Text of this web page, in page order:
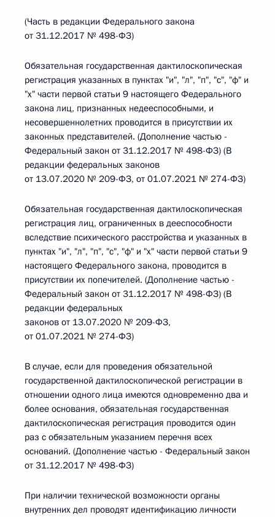
(Часть в редакции Федерального закона
от 31.12.2017 № 498-ФЗ)
Обязательная государственная дактилоскопическая
регистрация указанных в пунктах "и", "л", "п", "с", "ф" и
"х" части первой статьи 9 настоящего Федерального
закона лиц, признанных недееспособными, и
несовершеннолетних проводится в присутствии их
законных представителей. (Дополнение частью -
Федеральный закон от 31.12.2017 № 498-ФЗ) (В
редакции федеральных законов
от 13.07.2020 № 209-ФЗ, от 01.07.2021 № 274-ФЗ)
Обязательная государственная дактилоскопическая
регистрация лиц, ограниченных в дееспособности
вследствие психического расстройства и указанных в
пунктах "и", "л", "п", "с", "ф" и "х" части первой статьи 9
настоящего Федерального закона, проводится в
присутствии их попечителей. (Дополнение частью -
Федеральный закон от 31.12.2017 № 498-ФЗ) (В
редакции федеральных
законов от 13.07.2020 № 209-ФЗ,
от 01.07.2021 № 274-ФЗ)
В случае, если для проведения обязательной
государственной дактилоскопической регистрации в
отношении одного лица имеются одновременно два и
более основания, обязательная государственная
дактилоскопическая регистрация проводится один
раз с обязательным указанием перечня всех
оснований. (Дополнение частью - Федеральный закон
от 31.12.2017 № 498-ФЗ)
При наличии технической возможности органы
внутренних дел проводят идентификацию личности